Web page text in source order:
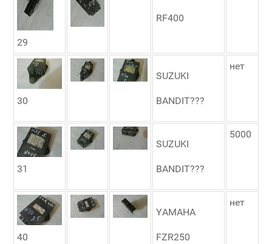
29
RF400
30
SUZUKI
BANDIT???
нет
31
SUZUKI
BANDIT???
5000
40
YAMAHA
FZR250
нет